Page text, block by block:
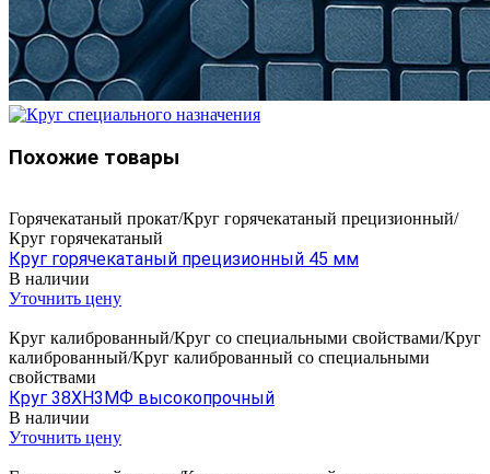
Похожие товары
Горячекатаный прокат/Круг горячекатаный прецизионный/
Круг горячекатаный
Круг горячекатаный прецизионный 45 мм
В наличии
Уточнить цену
Круг калиброванный/Круг со специальными свойствами/Круг
калиброванный/Круг калиброванный со специальными
свойствами
Круг 38ХН3МФ высокопрочный
В наличии
Уточнить цену